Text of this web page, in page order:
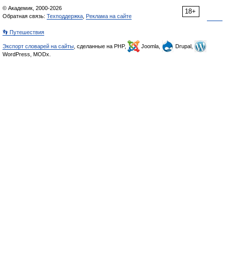
18+
© Академик, 2000-2026
Обратная связь: Техподдержка Реклама на сайте
👣 Путешествия
Экспорт словарей на сайты , сделанные на PHP, Joomla,
Drupal,
WordPress, MODx.